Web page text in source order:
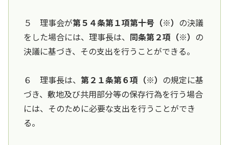
５ 理事会が第５４条第１項第十号（※） の決議
をした場合には、理事長は、 同条第２項（※） の
決議に基づき、その支出を行うことができる。
６ 理事長は、 第２１条第６項（※） の規定に基
づき、敷地及び共用部分等の保存行為を行う場合
には、そのために必要な支出を行うことができ
る。